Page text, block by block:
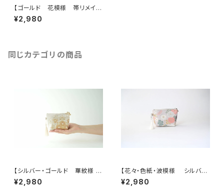
【ゴールド 花模様 帯リメイク
ミニポーチ】カードケース、ポー
チ小さめ、ジュエリーポーチ。誕
¥2,980
同じカテゴリの商品
【シルバー・ゴールド 華紋様 シ
ルク帯 ポーチ】カードケース、
ポーチ小さめ、ジュエリーポー
¥2,980
【花々・色紙・波模様 シルバ
ー・薄紫 シルク帯リメイク ミニ
ポーチ】カードケース、ポーチ小
¥2,980